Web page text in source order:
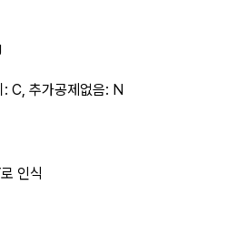
: C, 추가공제없음: N
인식